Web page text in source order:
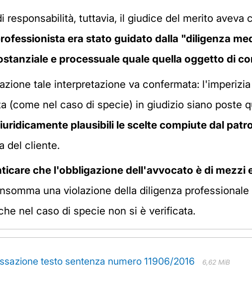
responsabilità, tuttavia, il giudice del merito aveva
era stato guidato dalla "diligenza
e processuale quale quella oggetto di
tale interpretazione va confermata:
(come nel caso di specie) in giudizio siano poste
plausibili le scelte compiute dal
del cliente.
che l'obbligazione dell'avvocato è di mezzi
una violazione della diligenza
nel caso di specie non si è verificata.
testo sentenza numero 11906/2016 6,62 MiB